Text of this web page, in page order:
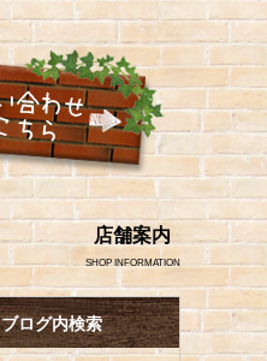
店舗案内
SHOP INFORMATION
ブログ内検索